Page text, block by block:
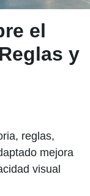
el
y
reglas,
mejora
visual